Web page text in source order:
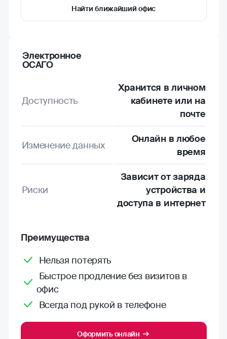
Найти ближайший офис
Электронное
ОСАГО
Доступность
Хранится в личном
кабинете или на
почте
Изменение данных
Онлайн в любое
время
Риски
Зависит от заряда
устройства и
доступа в интернет
Преимущества
Нельзя потерять
Быстрое продление без визитов в
офис
Всегда под рукой в телефоне
Оформить онлайн